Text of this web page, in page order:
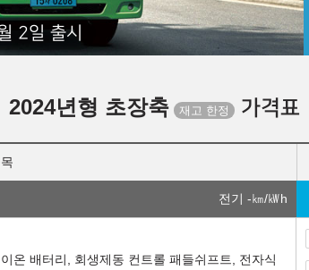
2일 출시
2024년형 초장축 가격표
전기 -㎞/㎾h
온 배터리, 회생제동 컨트롤 패들쉬프트, 전자식